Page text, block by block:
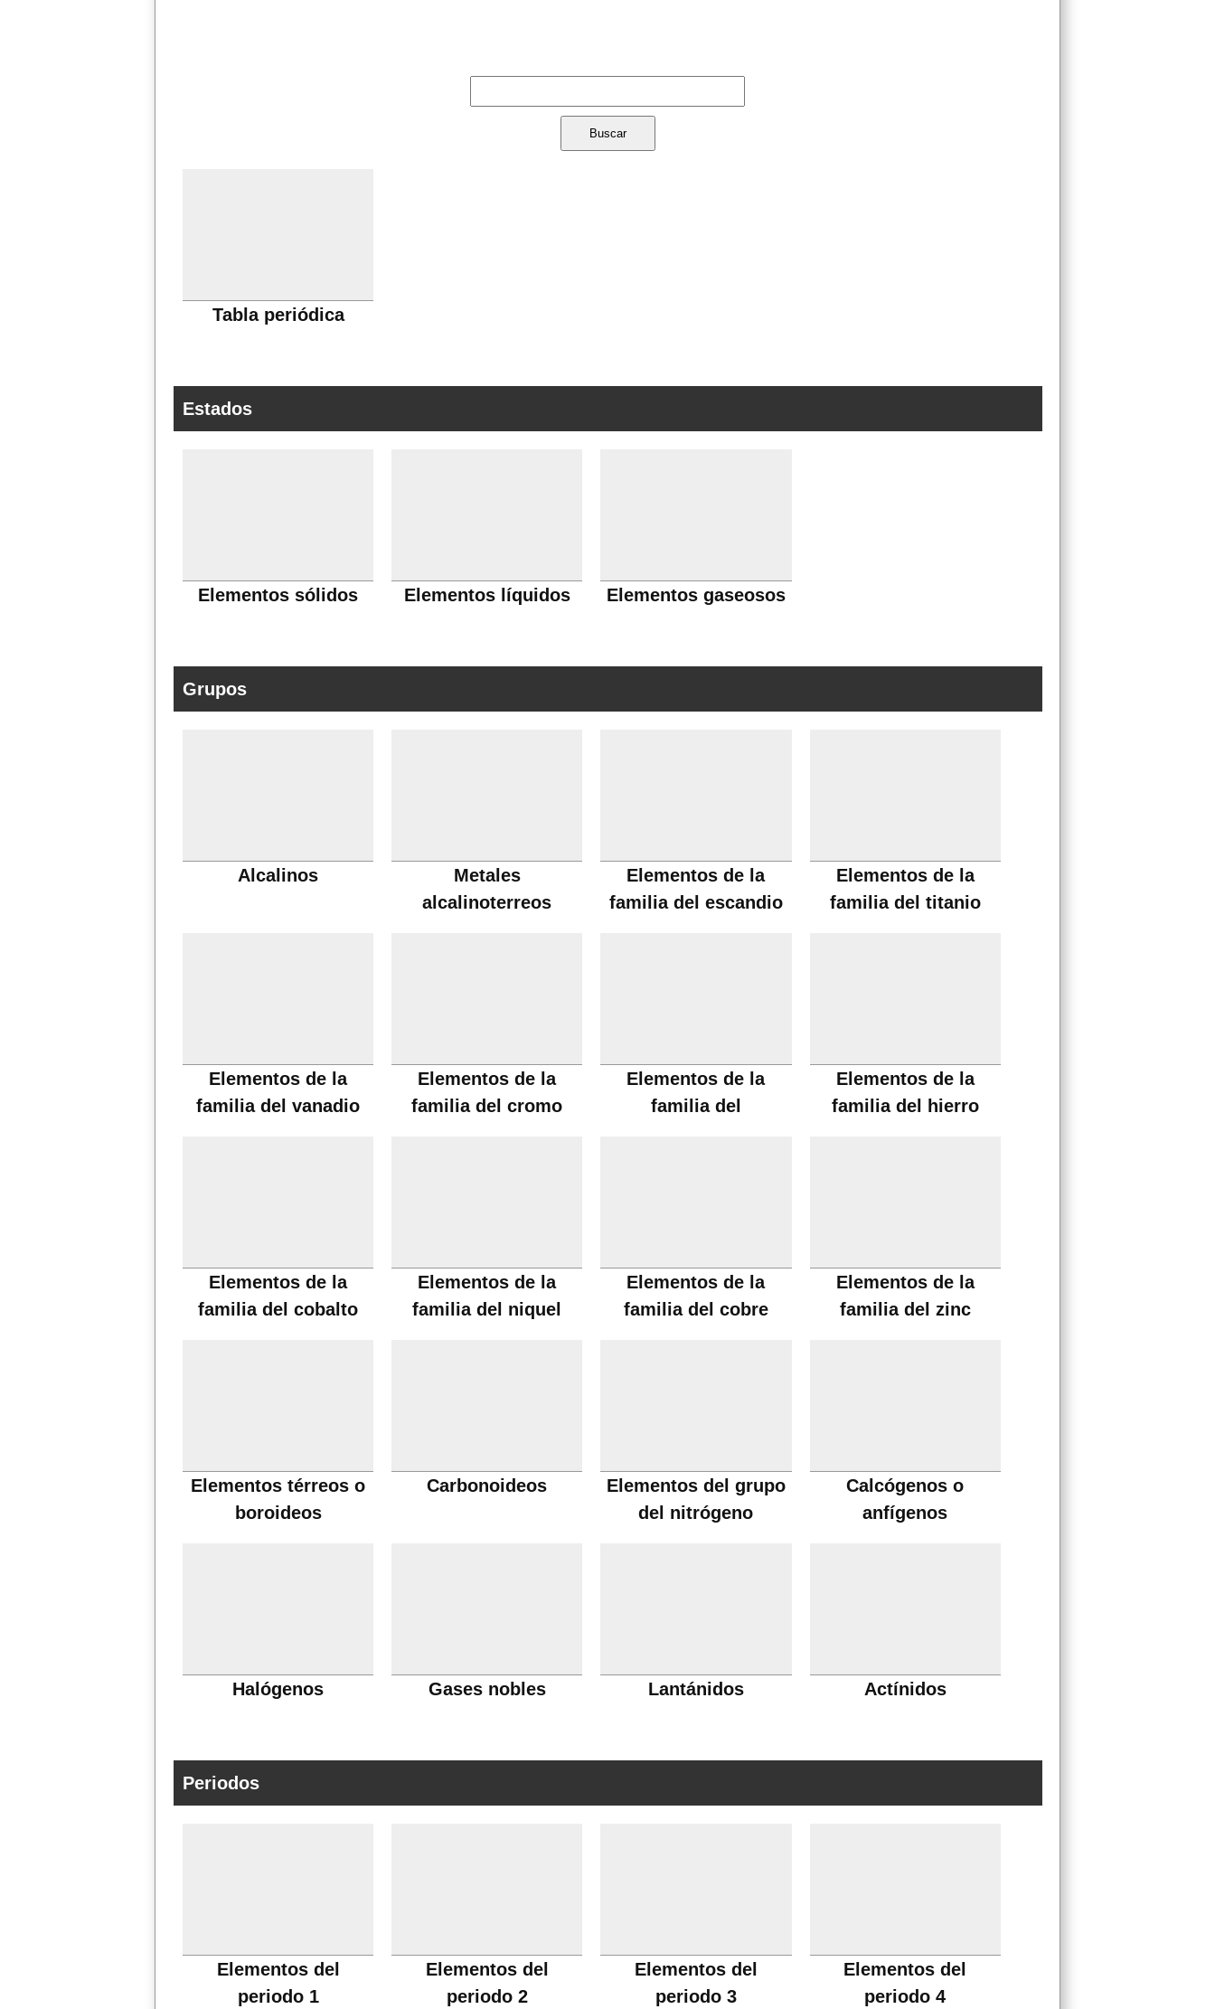
Tabla periódica
Estados
Elementos sólidos Elementos líquidos Elementos gaseosos
Grupos
Alcalinos
Metales
alcalinoterreos
Elementos de la
familia del escandio
Elementos de la
familia del titanio
Elementos de la
familia del vanadio
Elementos de la
familia del cromo
Elementos de la
familia del
Elementos de la
familia del hierro
Elementos de la
familia del cobalto
Elementos de la
familia del niquel
Elementos de la
familia del cobre
Elementos de la
familia del zinc
Elementos térreos o
boroideos
Carbonoideos
Elementos del grupo
del nitrógeno
Calcógenos o
anfígenos
Halógenos Gases nobles Lantánidos Actínidos
Periodos
Elementos del
periodo 1
Elementos del
periodo 2
Elementos del
periodo 3
Elementos del
periodo 4